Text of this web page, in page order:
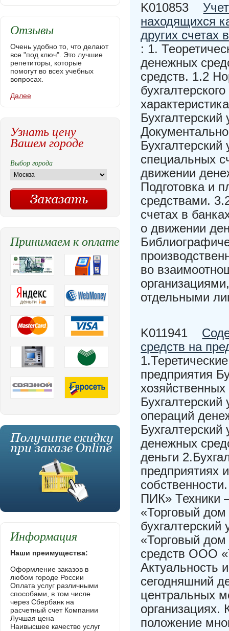
K010853
находящихся
других счетах
: 1.
денежных
средств. 1.2
специальных
движении
Подготовка и
средствами.
счетах в
о движении
во
отдельными
K011941
средств на
предприятия
операций
денежных
деньги
предприятиях
ПИК» Техники
«Торговый
«Торговый
средств ООО
Актуальность
сегодняшний
центральных
организациях.
положение
Отзывы
Очень удобно то, что делают
все "под ключ". Это лучшие
репетиторы, которые
помогут во всех учебных
вопросах.
Далее
Узнать цену
Вашем городе
Выбор города
Принимаем к оплате
Информация
Наши преимущества:
Оформление заказов в
любом городе России
Оплата услуг различными
способами, в том числе
через Сбербанк на
расчетный счет Компании
Лучшая цена
Наивысшее качество услуг